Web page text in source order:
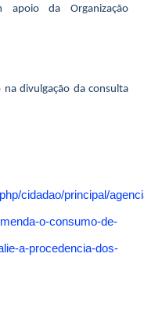
da Organização
divulgação da consulta
cidadao/principal/
o-consumo-de-
a-procedencia-dos-